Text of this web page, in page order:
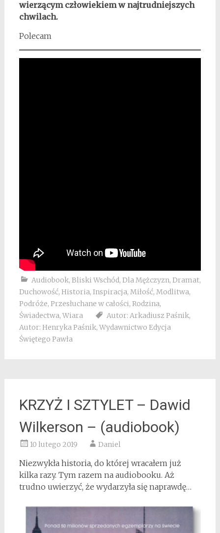
wierzącym człowiekiem w najtrudniejszych
chwilach.
Polecam
Audiobook, Bliski Wschód, Dla Mężczyzn, Dramat,
Duchowość, Historia, Inspiracja, Miłość, Modlitwa,
Podróże, Przesłuchane w całości, Rodzina,
Świadectwa, Wiara Autor: Arkadiusz Paśnik,
Autor: Henryka Paśnik, Wydawnictwo Edycja
Świętego Pawła
KRZYŻ I SZTYLET – Dawid
Wilkerson – (audiobook)
10 lutego 2019 Daniel
Niezwykła historia, do której wracałem już
kilka razy. Tym razem na audiobooku. Aż
trudno uwierzyć, że wydarzyła się naprawdę…